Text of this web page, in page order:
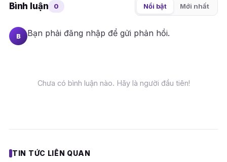
Bình luận 0 Nổi bật Mới nhất
B Bạn phải đăng nhập để gửi phản hồi.
Chưa có bình luận nào. Hãy là người đầu tiên!
TIN TỨC LIÊN QUAN